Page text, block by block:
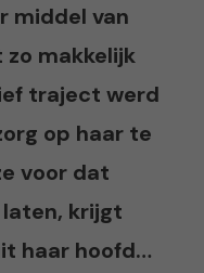
middel van
zo makkelijk
traject werd
op haar te
voor dat
krijgt
haar hoofd…